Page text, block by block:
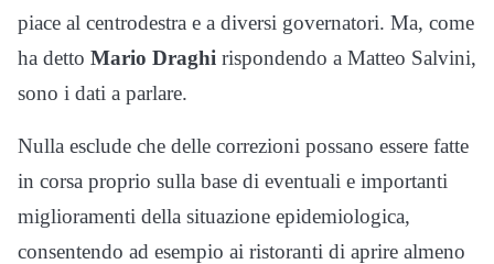
piace al centrodestra e a diversi governatori. Ma, come
ha detto Mario Draghi rispondendo a Matteo Salvini,
sono i dati a parlare.
Nulla esclude che delle correzioni possano essere fatte
in corsa proprio sulla base di eventuali e importanti
miglioramenti della situazione epidemiologica,
consentendo ad esempio ai ristoranti di aprire almeno